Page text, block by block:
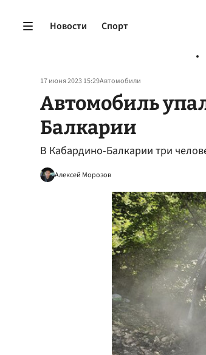
Новости Спорт
17 июня 2023 15:29Автомобили
Автомобиль
Балкарии
В Кабардино-Балкарии три
Алексей Морозов